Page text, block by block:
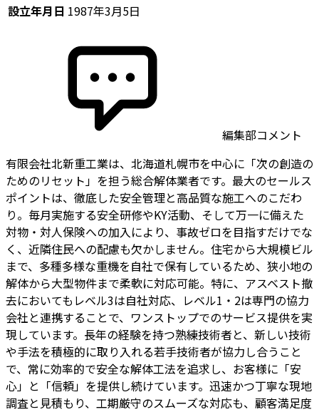
設立年月日 1987年3月5日
編集部コメント
有限会社北新重工業は、北海道札幌市を中心に「次の創造の
ためのリセット」を担う総合解体業者です。最大のセールス
ポイントは、徹底した安全管理と高品質な施工へのこだわ
り。毎月実施する安全研修やKY活動、そして万一に備えた
対物・対人保険への加入により、事故ゼロを目指すだけでな
く、近隣住民への配慮も欠かしません。住宅から大規模ビル
まで、多種多様な重機を自社で保有しているため、狭小地の
解体から大型物件まで柔軟に対応可能。特に、アスベスト撤
去においてもレベル3は自社対応、レベル1・2は専門の協力
会社と連携することで、ワンストップでのサービス提供を実
現しています。長年の経験を持つ熟練技術者と、新しい技術
や手法を積極的に取り入れる若手技術者が協力し合うこと
で、常に効率的で安全な解体工法を追求し、お客様に「安
心」と「信頼」を提供し続けています。迅速かつ丁寧な現地
調査と見積もり、工期厳守のスムーズな対応も、顧客満足度